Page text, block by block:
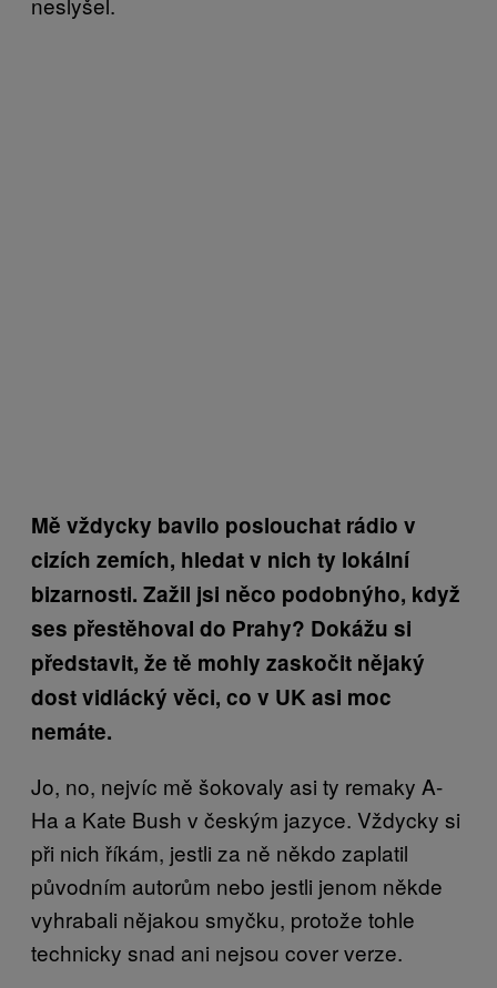
Mě vždycky bavilo poslouchat rádio v
cizích zemích, hledat v nich ty lokální
bizarnosti. Zažil jsi něco podobnýho, když
ses přestěhoval do Prahy? Dokážu si
představit, že tě mohly zaskočit nějaký
dost vidlácký věci, co v UK asi moc
nemáte.
Jo, no, nejvíc mě šokovaly asi ty remaky A-
Ha a Kate Bush v českým jazyce. Vždycky si
při nich říkám, jestli za ně někdo zaplatil
původním autorům nebo jestli jenom někde
vyhrabali nějakou smyčku, protože tohle
technicky snad ani nejsou cover verze.